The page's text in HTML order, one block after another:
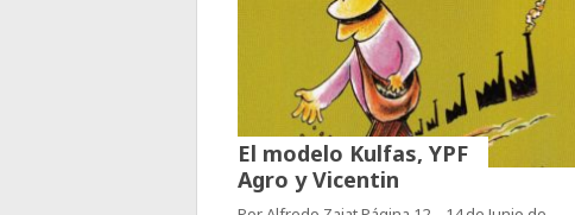
El modelo Kulfas, YPF
Agro y Vicentin